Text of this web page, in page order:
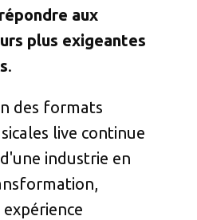
aux
plus exigeantes
.
des formats
live continue
industrie en